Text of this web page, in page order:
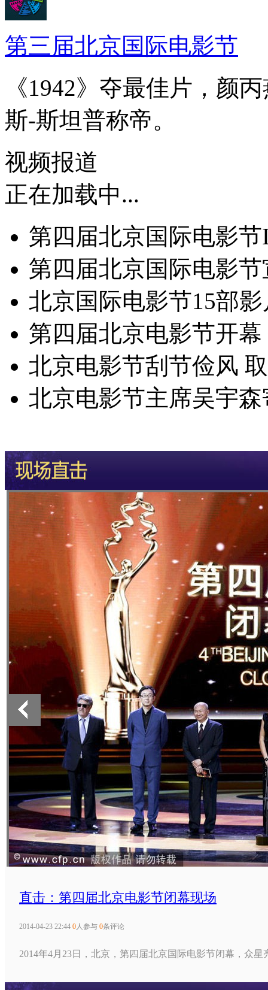
第三届北京国际电影节
《1942》夺最佳片，颜
斯-斯坦普称帝。
视频报道
正在加载中...
第四届北京国际电影
第四届北京国际电影
北京国际电影节15部
第四届北京电影节开
北京电影节刮节俭风
北京电影节主席吴宇森
直击：第四届北京电影节闭幕现场
2014-04-23 22:44 0人参与 0条评论
2014年4月23日，北京，第四届北京国际电影节闭幕，众